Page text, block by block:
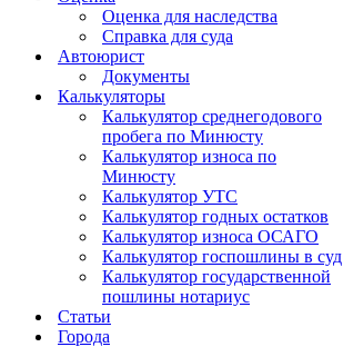
Оценка для наследства
Справка для суда
Автоюрист
Документы
Калькуляторы
Калькулятор среднегодового
пробега по Минюсту
Калькулятор износа по
Минюсту
Калькулятор УТС
Калькулятор годных остатков
Калькулятор износа ОСАГО
Калькулятор госпошлины в суд
Калькулятор государственной
пошлины нотариус
Статьи
Города